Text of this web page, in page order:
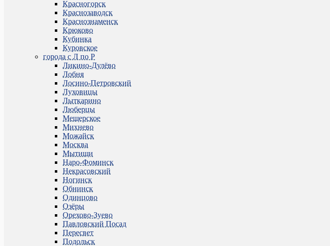
Красногорск
Краснозаводск
Краснознаменск
Крюково
Кубинка
Куровское
города с Л по Р
Ликино-Дулёво
Лобня
Лосино-Петровский
Луховицы
Лыткарино
Люберцы
Мещерское
Михнево
Можайск
Москва
Мытищи
Наро-Фоминск
Некрасовский
Ногинск
Обнинск
Одинцово
Озёры
Орехово-Зуево
Павловский Посад
Пересвет
Подольск